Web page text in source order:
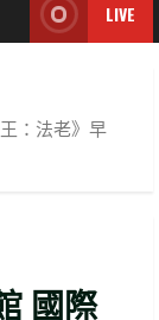
LIVE
：法老》早
國際